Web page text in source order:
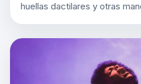
huellas dactilares y otras